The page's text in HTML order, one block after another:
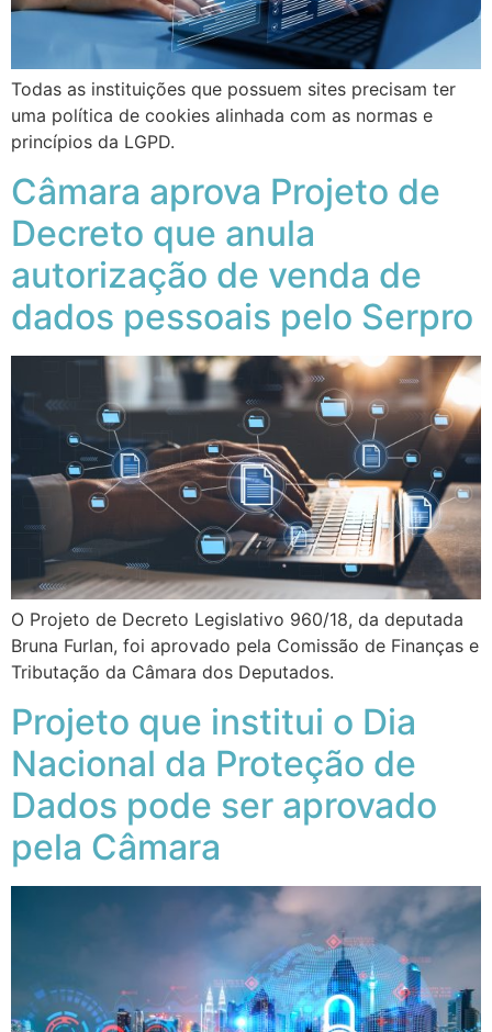
Todas as instituições que possuem sites precisam ter
uma política de cookies alinhada com as normas e
princípios da LGPD.
Câmara aprova Projeto de
Decreto que anula
autorização de venda de
dados pessoais pelo Serpro
O Projeto de Decreto Legislativo 960/18, da deputada
Bruna Furlan, foi aprovado pela Comissão de Finanças e
Tributação da Câmara dos Deputados.
Projeto que institui o Dia
Nacional da Proteção de
Dados pode ser aprovado
pela Câmara